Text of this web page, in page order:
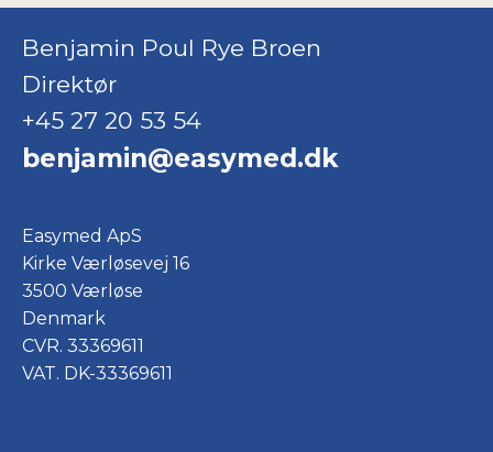
Benjamin Poul Rye Broen
Direktør
+45 27 20 53 54
benjamin@easymed.dk
Easymed ApS
Kirke Værløsevej 16
3500 Værløse
Denmark
CVR. 33369611
VAT. DK-33369611